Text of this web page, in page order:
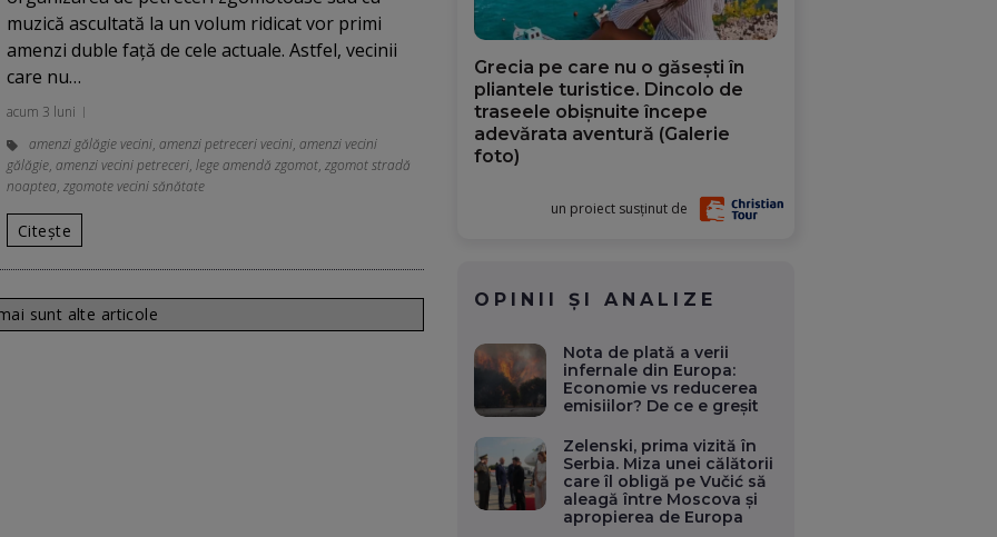
muzică ascultată la un volum ridicat vor primi
amenzi duble față de cele actuale. Astfel, vecinii
care nu…
acum 3 luni
amenzi gălăgie vecini, amenzi petreceri vecini, amenzi vecini
gălăgie, amenzi vecini petreceri, lege amendă zgomot, zgomot stradă
noaptea, zgomote vecini sănătate
Citește
sunt alte articole
Grecia pe care nu o găsești în
pliantele turistice. Dincolo de
traseele obișnuite începe
adevărata aventură (Galerie
foto)
un proiect susținut de
OPINII ȘI ANALIZE
Nota de plată a verii
infernale din Europa:
Economie vs reducerea
emisiilor? De ce e greșit
Zelenski, prima vizită în
Serbia. Miza unei călătorii
care îl obligă pe Vučić să
aleagă între Moscova și
apropierea de Europa